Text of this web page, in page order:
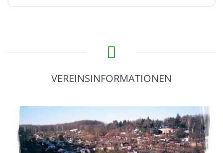
VEREINSINFORMATIONEN